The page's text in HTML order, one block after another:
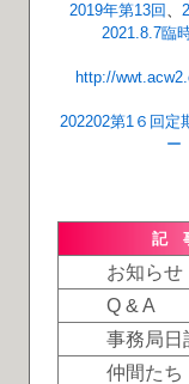
2019年第13回 、
2021.8.7臨
http://
202202第1６回定
ー
記
お知らせ
Q & A
事務局日
仲間たち